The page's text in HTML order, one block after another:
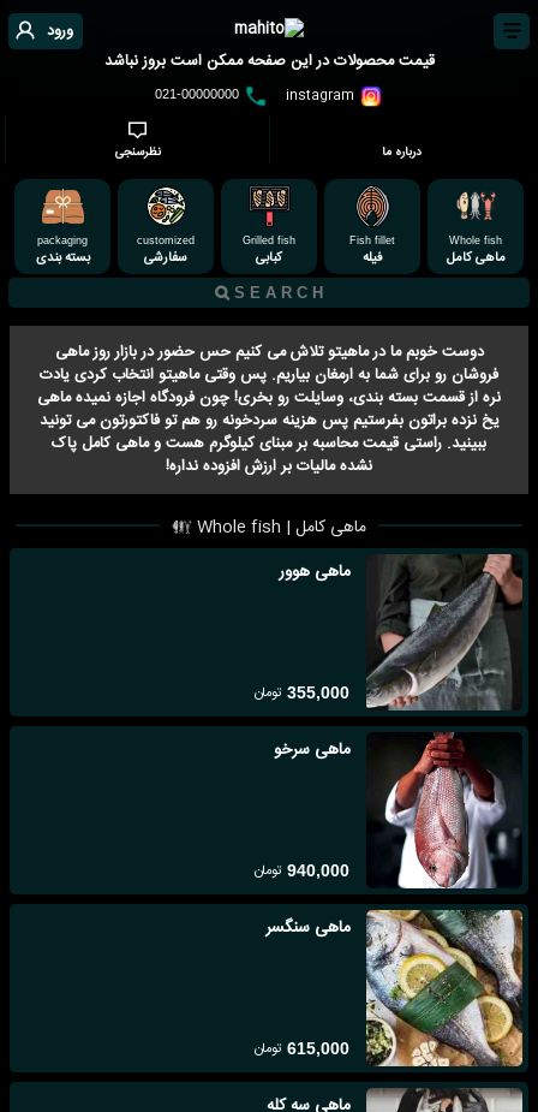
ورود
قیمت محصولات در این صفحه ممکن است بروز نباشد
021-00000000
درباره ما نظرسنجی
Whole fish
ماهی کامل
Fish fillet
فیله
Grilled fish
کبابی
customized
سفارشی
packaging
بسته بندی
دوست خوبم ما در ماهیتو تلاش می کنیم حس حضور در بازار روز ماهی
فروشان رو برای شما به ارمغان بیاریم. پس وقتی ماهیتو انتخاب کردی یادت
نره از قسمت بسته بندی، وسایلت رو بخری! چون فرودگاه اجازه نمیده ماهی
یخ نزده براتون بفرستیم پس هزینه سردخونه رو هم تو فاکتورتون می تونید
ببینید. راستی قیمت محاسبه بر مبنای کیلوگرم هست و ماهی کامل پاک
نشده مالیات بر ارزش افزوده نداره!
ماهی کامل | Whole fish
ماهی هوور
355,000 تومان
ماهی سرخو
940,000 تومان
ماهی سنگسر
615,000 تومان
ماهی سه کله